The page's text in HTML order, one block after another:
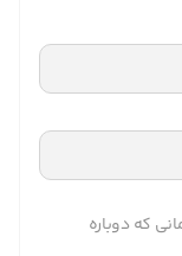
که دوباره